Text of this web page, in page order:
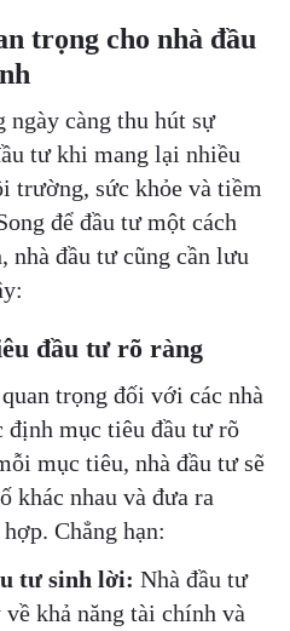
trọng cho nhà đầu
ngày càng thu hút sự
tư khi mang lại nhiều
trường, sức khỏe và tiềm
để đầu tư một cách
nhà đầu tư cũng cần lưu
đầu tư rõ ràng
trọng đối với các nhà
định mục tiêu đầu tư rõ
mục tiêu, nhà đầu tư sẽ
khác nhau và đưa ra
Chẳng hạn:
tư sinh lời: Nhà đầu tư
khả năng tài chính và